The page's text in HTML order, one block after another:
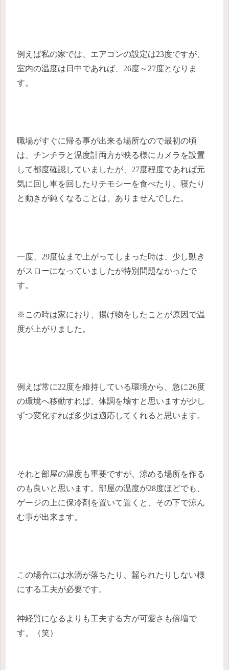
例えば私の家では、エアコンの設定は23度ですが、
室内の温度は日中であれば、26度～27度となりま
す。
職場がすぐに帰る事が出来る場所なので最初の頃
は、チンチラと温度計両方が映る様にカメラを設置
して都度確認していましたが、27度程度であれば元
気に回し車を回したりチモシーを食べたり、寝たり
と動きが鈍くなることは、ありませんでした。
一度、29度位まで上がってしまった時は、少し動き
がスローになっていましたが特別問題なかったで
す。
※この時は家におり、揚げ物をしたことが原因で温
度が上がりました。
例えば常に22度を維持している環境から、急に26度
の環境へ移動すれば、体調を壊すと思いますが少し
ずつ変化すれば多少は適応してくれると思います。
それと部屋の温度も重要ですが、涼める場所を作る
のも良いと思います。部屋の温度が28度ほどでも、
ゲージの上に保冷剤を置いて置くと、その下で涼ん
む事が出来ます。
この場合には水滴が落ちたり、齧られたりしない様
にする工夫が必要です。
神経質になるよりも工夫する方が可愛さも倍増で
す。（笑）